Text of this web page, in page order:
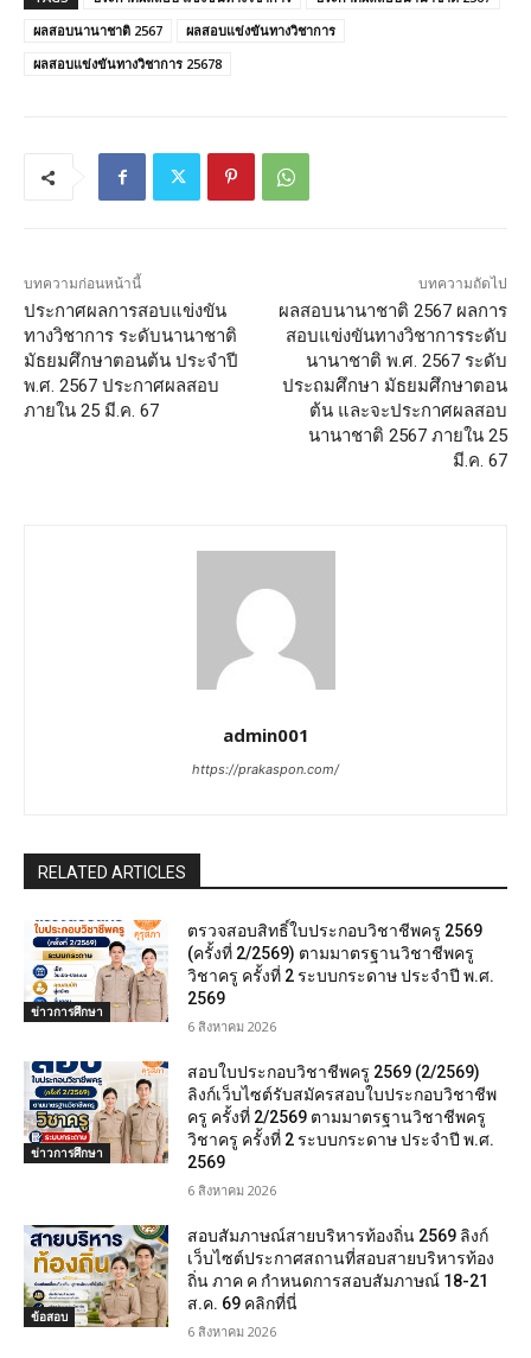
ผลสอบนานาชาติ 2567
ผลสอบแข่งขันทางวิชาการ
ผลสอบแข่งขันทางวิชาการ 25678
บทความก่อนหน้านี้
ประกาศผลการสอบแข่งขัน
ทางวิชาการ ระดับนานาชาติ
มัธยมศึกษาตอนต้น ประจำปี
พ.ศ. 2567 ประกาศผลสอบ
ภายใน 25 มี.ค. 67
บทความถัดไป
ผลสอบนานาชาติ 2567 ผลการ
สอบแข่งขันทางวิชาการระดับ
นานาชาติ พ.ศ. 2567 ระดับ
ประถมศึกษา มัธยมศึกษาตอน
ต้น และจะประกาศผลสอบ
นานาชาติ 2567 ภายใน 25
มี.ค. 67
admin001
https://prakaspon.com/
RELATED ARTICLES
ข่าวการศึกษา
ตรวจสอบสิทธิ์ใบประกอบวิชาชีพครู 2569
(ครั้งที่ 2/2569) ตามมาตรฐานวิชาชีพครู
วิชาครู ครั้งที่ 2 ระบบกระดาษ ประจำปี พ.ศ.
2569
6 สิงหาคม 2026
ข่าวการศึกษา
สอบใบประกอบวิชาชีพครู 2569 (2/2569)
ลิงก์เว็บไซต์รับสมัครสอบใบประกอบวิชาชีพ
ครู ครั้งที่ 2/2569 ตามมาตรฐานวิชาชีพครู
วิชาครู ครั้งที่ 2 ระบบกระดาษ ประจำปี พ.ศ.
2569
6 สิงหาคม 2026
ข้อสอบ
สอบสัมภาษณ์สายบริหารท้องถิ่น 2569 ลิงก์
เว็บไซต์ประกาศสถานที่สอบสายบริหารท้อง
ถิ่น ภาค ค กำหนดการสอบสัมภาษณ์ 18-21
ส.ค. 69 คลิกที่นี่
6 สิงหาคม 2026